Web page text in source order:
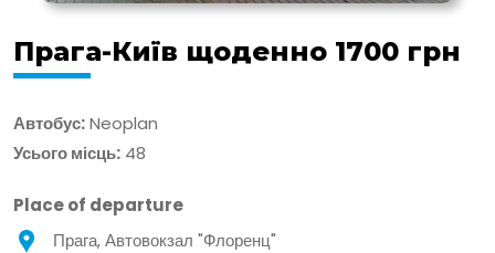
Прага-Київ щоденно 1700 грн
Автобус:Neoplan
Усього місць: 48
Place of departure
Прага, Автовокзал "Флоренц"